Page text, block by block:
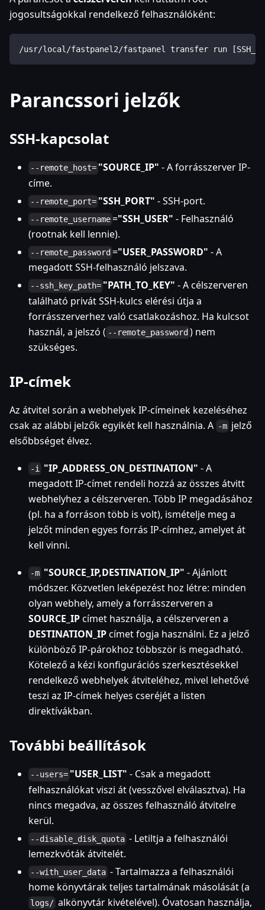
jogosultságokkal rendelkező felhasználóként:
/usr/local/fastpanel2/fastpanel transfer run
Parancssori jelzők
SSH-kapcsolat
--remote_host= "SOURCE_IP" - A forrásszerver IP-
címe.
--remote_port= "SSH_PORT" - SSH-port.
--remote_username ="SSH_USER" - Felhasználó
(rootnak kell lennie).
--remote_password ="USER_PASSWORD" - A
megadott SSH-felhasználó jelszava.
--ssh_key_path= "PATH_TO_KEY" - A célszerveren
található privát SSH-kulcs elérési útja a
forrásszerverhez való csatlakozáshoz. Ha kulcsot
használ, a jelszó ( --remote_password ) nem
szükséges.
IP-címek
Az átvitel során a webhelyek IP-címeinek kezeléséhez
csak az alábbi jelzők egyikét kell használnia. A -m jelző
elsőbbséget élvez.
-i "IP_ADDRESS_ON_DESTINATION" - A
megadott IP-címet rendeli hozzá az összes átvitt
webhelyhez a célszerveren. Több IP megadásához
(pl. ha a forráson több is volt), ismételje meg a
jelzőt minden egyes forrás IP-címhez, amelyet át
kell vinni.
-m "SOURCE_IP,DESTINATION_IP" - Ajánlott
módszer. Közvetlen leképezést hoz létre: minden
olyan webhely, amely a forrásszerveren a
SOURCE_IPcímet használja, a célszerveren a
DESTINATION_IPcímet fogja használni. Ez a jelző
különböző IP-párokhoz többször is megadható.
Kötelező a kézi konfigurációs szerkesztésekkel
rendelkező webhelyek átviteléhez, mivel lehetővé
teszi az IP-címek helyes cseréjét a listen
direktívákban.
További beállítások
--users= "USER_LIST" - Csak a megadott
felhasználókat viszi át (vesszővel elválasztva). Ha
nincs megadva, az összes felhasználó átvitelre
kerül.
--disable_disk_quota - Letiltja a felhasználói
lemezkvóták átvitelét.
--with_user_data - Tartalmazza a felhasználói
home könyvtárak teljes tartalmának másolását (a
logs/ alkönyvtár kivételével). Óvatosan használja,